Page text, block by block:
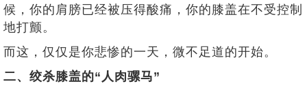
候，你的肩膀已经被压得酸痛，你的膝盖在不受控制
地打颤。
而这，仅仅是你悲惨的一天，微不足道的开始。
二、绞杀膝盖的“人肉骡马”